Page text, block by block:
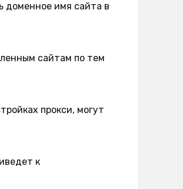
доменное имя сайта в
сайтам по тем
прокси, могут
к